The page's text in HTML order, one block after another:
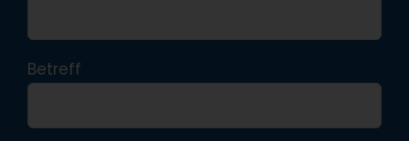
Betreff